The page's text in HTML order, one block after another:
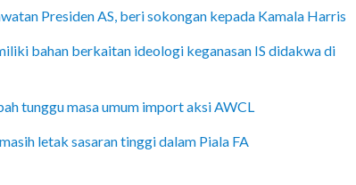
Presiden AS, beri sokongan kepada Kamala Harris
bahan berkaitan ideologi keganasan IS didakwa di
tunggu masa umum import aksi AWCL
letak sasaran tinggi dalam Piala FA